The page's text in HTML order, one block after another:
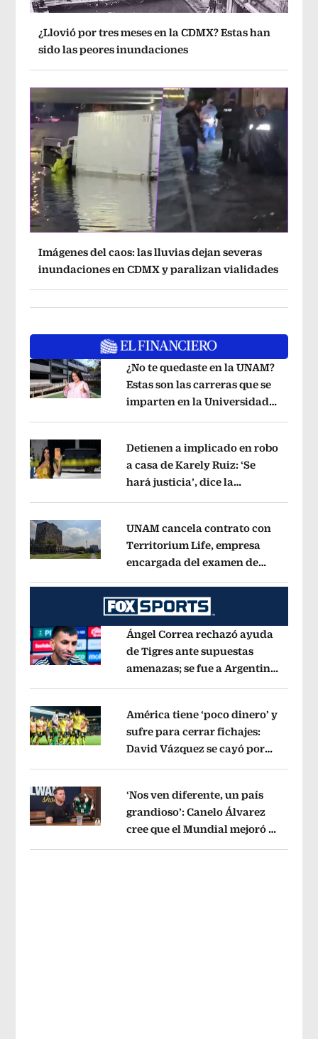
¿Llovió por tres meses en la CDMX? Estas han
sido las peores inundaciones
Imágenes del caos: las lluvias dejan severas
inundaciones en CDMX y paralizan vialidades
Opens in new window
¿No te quedaste en la UNAM?
Estas son las carreras que se
imparten en la Universidad
Opens in new window
Detienen a implicado en robo
a casa de Karely Ruiz: ‘Se
hará justicia’, dice la
Opens in new window
UNAM cancela contrato con
Territorium Life, empresa
encargada del examen de
Opens in new window
Ángel Correa rechazó ayuda
de Tigres ante supuestas
amenazas; se fue a Argentina
Opens in new window
América tiene ‘poco dinero’ y
sufre para cerrar fichajes:
David Vázquez se cayó por
Opens in new window
‘Nos ven diferente, un país
grandioso’: Canelo Álvarez
cree que el Mundial mejoró la